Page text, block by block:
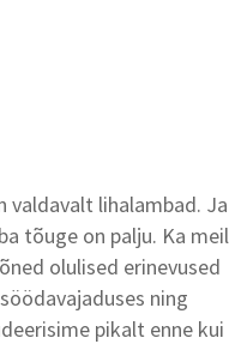
valdavalt lihalambad. Ja
tõuge on palju. Ka meil
olulised erinevused
ning
pikalt enne kui